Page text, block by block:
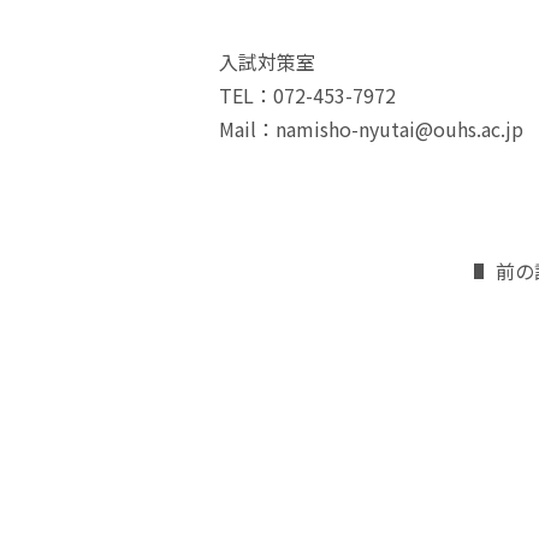
入試対策室
TEL：072-453-7972
Mail：namisho-nyutai@ouhs.ac.jp
前